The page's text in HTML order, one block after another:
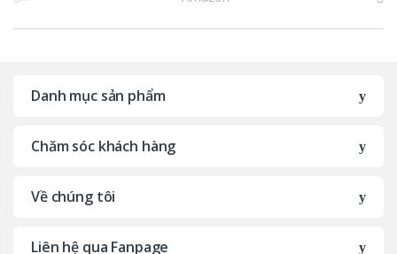
Danh mục sản phẩm
Chăm sóc khách hàng
Về chúng tôi
Liên hệ qua Fanpage